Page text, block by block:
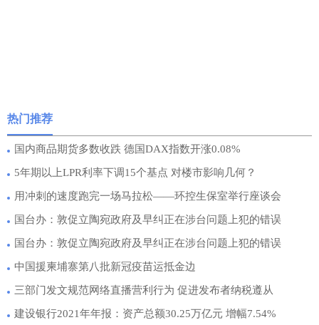
热门推荐
国内商品期货多数收跌 德国DAX指数开涨0.08%
5年期以上LPR利率下调15个基点 对楼市影响几何？
用冲刺的速度跑完一场马拉松——环控生保室举行座谈会
国台办：敦促立陶宛政府及早纠正在涉台问题上犯的错误
国台办：敦促立陶宛政府及早纠正在涉台问题上犯的错误
中国援柬埔寨第八批新冠疫苗运抵金边
三部门发文规范网络直播营利行为 促进发布者纳税遵从
建设银行2021年年报：资产总额30.25万亿元 增幅7.54%